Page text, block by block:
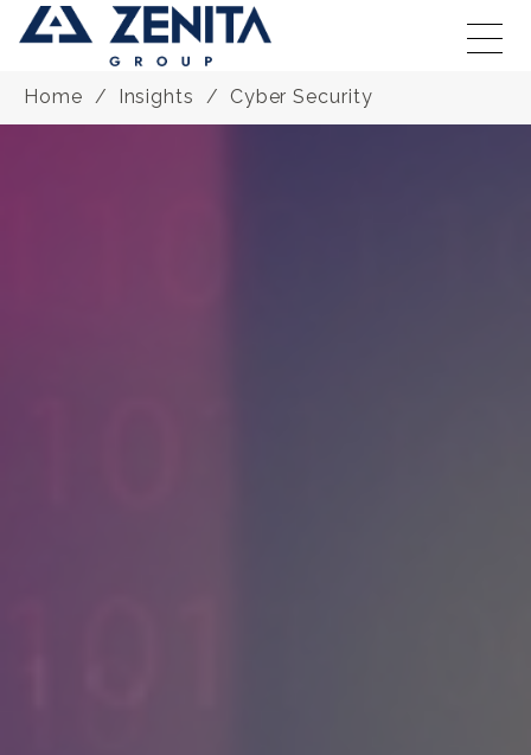
Home Insights Cyber Security